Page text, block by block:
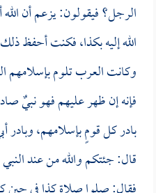
الرجل؟ فيقولون: يزعم أن
الله إليه بكذا، فكنت أحفظ
وكانت العرب تلوم بإسلامهم
فإنه إن ظهر عليهم فهو نبيٌ
بادر كل قومٍ بإسلامهم، وبادر
قال: جئتكم والله من عند